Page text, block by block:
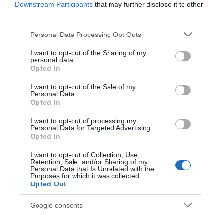
Downstream Participants that may further disclose it to other
Please note that this website/app uses one or more Google
not limited to your visit or usage behaviour. You may click to
grant or deny consent to Google and its third-party tags to
use your data for below specified purposes in below Google
consent section.
Personal Data Processing Opt Outs
I want to opt-out of the Sharing of my
personal data.
Opted In
I want to opt-out of the Sale of my
Personal Data.
Opted In
I want to opt-out of processing my
Personal Data for Targeted Advertising.
Opted In
I want to opt-out of Collection, Use,
Retention, Sale, and/or Sharing of my
Personal Data that Is Unrelated with the
Purposes for which it was collected.
Opted Out
Google consents
Notizie in tempo reale?
Entra nel canale telegram di
GalluraOggi.it
Inviaci le tue segnalazioni,
i tuoi video e le tue foto
345 356 7512
Ricevi le nostre ultime news
daGoogle News